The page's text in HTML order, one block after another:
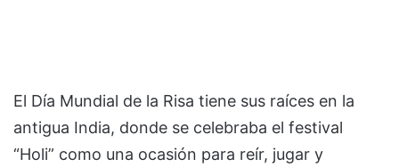
El Día Mundial de la Risa tiene sus raíces en la
antigua India, donde se celebraba el festival
“Holi” como una ocasión para reír, jugar y